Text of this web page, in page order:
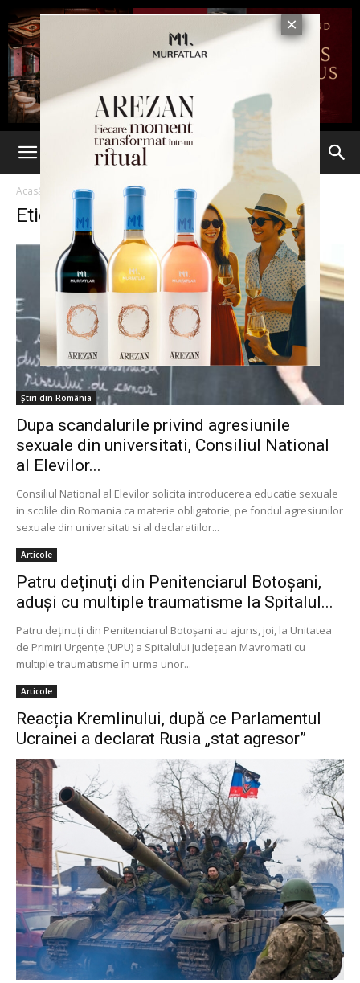
Acasă Etichete Agresiuni
Etichetă: agresiuni
Știri din România
Dupa scandalurile privind agresiunile
sexuale din universitati, Consiliul National
al Elevilor...
Consiliul National al Elevilor solicita introducerea educatie sexuale
in scolile din Romania ca materie obligatorie, pe fondul agresiunilor
sexuale din universitati si al declaratiilor...
Articole
Patru deţinuţi din Penitenciarul Botoşani,
aduși cu multiple traumatisme la Spitalul...
Patru deţinuţi din Penitenciarul Botoşani au ajuns, joi, la Unitatea
de Primiri Urgenţe (UPU) a Spitalului Judeţean Mavromati cu
multiple traumatisme în urma unor...
Articole
Reacția Kremlinului, după ce Parlamentul
Ucrainei a declarat Rusia „stat agresor”